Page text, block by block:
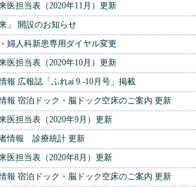
医担当表（2020年11月）更新
」 開設のお知らせ
婦人科新患専用ダイヤル変更
医担当表（2020年10月）更新
報 広報誌「ふれai 9 -10月号」掲載
報 宿泊ドック・脳ドック空床のご案内 更新
医担当表（2020年9月）更新
情報 診療統計 更新
医担当表（2020年8月）更新
報 宿泊ドック・脳ドック空床のご案内 更新